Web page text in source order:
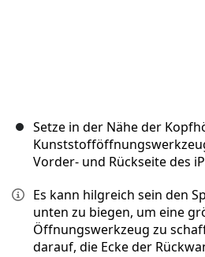
Setze in der Nähe der
Vorder- und Rückseite des
Es kann hilgreich sein den
unten zu biegen, um eine
Öffnungswerkzeug zu
darauf, die Ecke der